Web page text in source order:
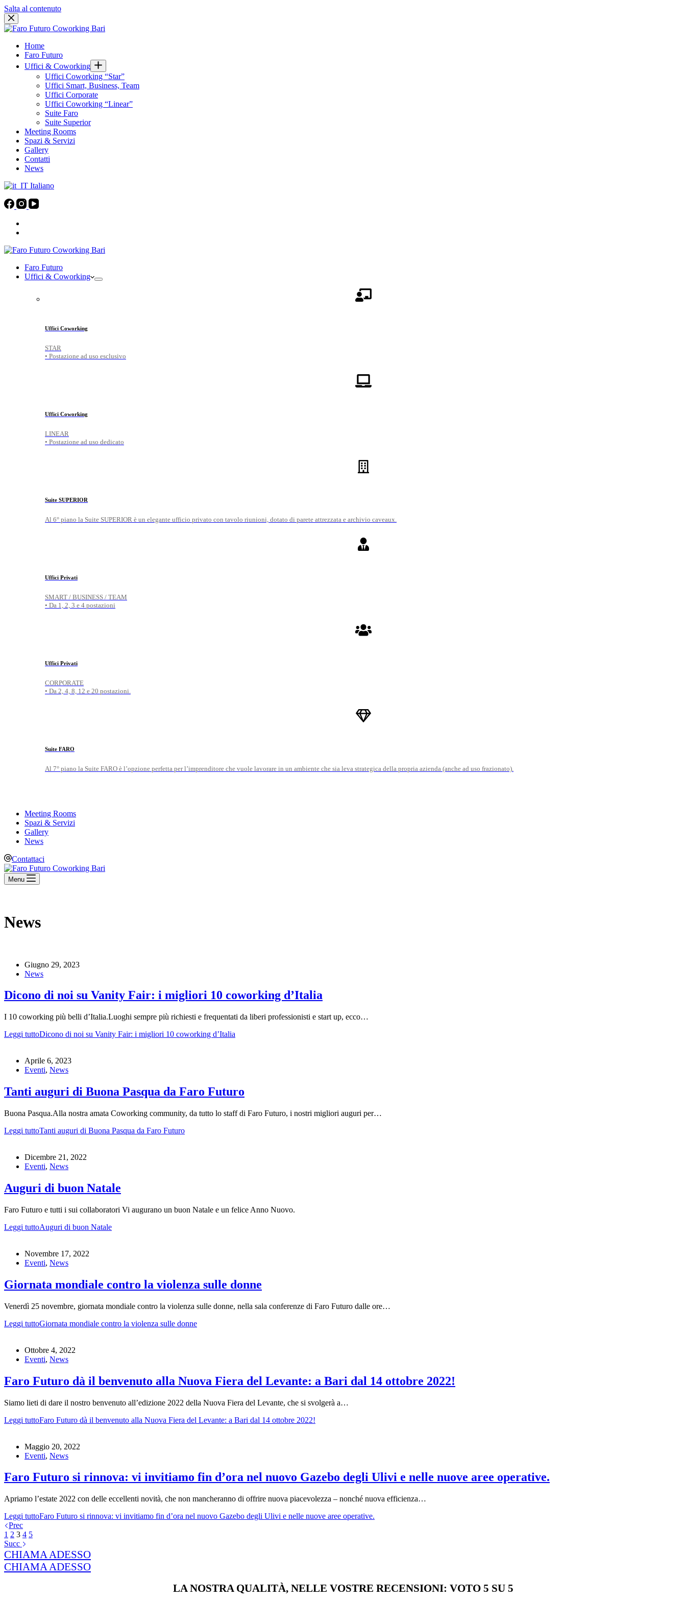
Salta al contenuto
Home
Faro Futuro
Uffici & Coworking
Uffici Coworking “Star”
Uffici Smart, Business, Team
Uffici Corporate
Uffici Coworking “Linear”
Suite Faro
Suite Superior
Meeting Rooms
Spazi & Servizi
Gallery
Contatti
News
Italiano
Faro Futuro
Uffici & Coworking
Uffici Coworking
STAR
• Postazione ad uso esclusivo
Uffici Coworking
LINEAR
• Postazione ad uso dedicato
Suite SUPERIOR
Al 6° piano la Suite SUPERIOR è un elegante ufficio privato con tavolo riunioni, dotato di parete attrezzata e archivio caveaux.
Uffici Privati
SMART / BUSINESS / TEAM
• Da 1, 2, 3 e 4 postazioni
Uffici Privati
CORPORATE
• Da 2, 4, 8, 12 e 20 postazioni.
Suite FARO
Al 7° piano la Suite FARO è l’opzione perfetta per l’imprenditore che vuole lavorare in un ambiente che sia leva strategica della propria azienda (anche ad uso frazionato).
Meeting Rooms
Spazi & Servizi
Gallery
News
Contattaci
Menu
News
Giugno 29, 2023
News
Dicono di noi su Vanity Fair: i migliori 10 coworking d’Italia
I 10 coworking più belli d’Italia.Luoghi sempre più richiesti e frequentati da liberi professionisti e start up, ecco…
Leggi tuttoDicono di noi su Vanity Fair: i migliori 10 coworking d’Italia
Aprile 6, 2023
Eventi, News
Tanti auguri di Buona Pasqua da Faro Futuro
Buona Pasqua.Alla nostra amata Coworking community, da tutto lo staff di Faro Futuro, i nostri migliori auguri per…
Leggi tuttoTanti auguri di Buona Pasqua da Faro Futuro
Dicembre 21, 2022
Eventi, News
Auguri di buon Natale
Faro Futuro e tutti i sui collaboratori Vi augurano un buon Natale e un felice Anno Nuovo.
Leggi tuttoAuguri di buon Natale
Novembre 17, 2022
Eventi, News
Giornata mondiale contro la violenza sulle donne
Venerdì 25 novembre, giornata mondiale contro la violenza sulle donne, nella sala conferenze di Faro Futuro dalle ore…
Leggi tuttoGiornata mondiale contro la violenza sulle donne
Ottobre 4, 2022
Eventi, News
Faro Futuro dà il benvenuto alla Nuova Fiera del Levante: a Bari dal 14 ottobre 2022!
Siamo lieti di dare il nostro benvenuto all’edizione 2022 della Nuova Fiera del Levante, che si svolgerà a…
Leggi tuttoFaro Futuro dà il benvenuto alla Nuova Fiera del Levante: a Bari dal 14 ottobre 2022!
Maggio 20, 2022
Eventi, News
Faro Futuro si rinnova: vi invitiamo fin d’ora nel nuovo Gazebo degli Ulivi e nelle nuove aree operative.
Apriamo l’estate 2022 con delle eccellenti novità, che non mancheranno di offrire nuova piacevolezza – nonché nuova efficienza…
Leggi tuttoFaro Futuro si rinnova: vi invitiamo fin d’ora nel nuovo Gazebo degli Ulivi e nelle nuove aree operative.
Prec
1 2 3 4 5
Succ
CHIAMA ADESSO
CHIAMA ADESSO
LA NOSTRA QUALITÀ, NELLE VOSTRE RECENSIONI: VOTO 5 SU 5